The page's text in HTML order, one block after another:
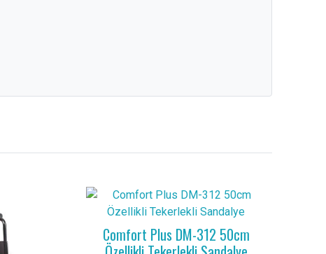
Comfort Plus DM-312 50cm